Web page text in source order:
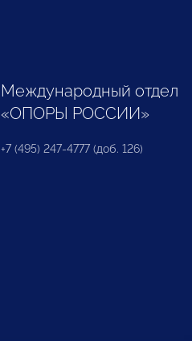
Международный отдел
«ОПОРЫ РОССИИ»
+7 (495) 247-4777 (доб. 126)